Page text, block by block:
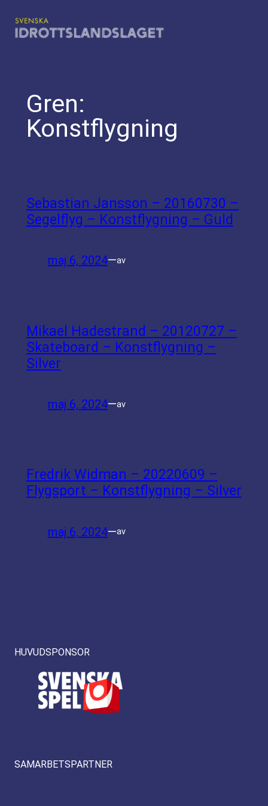
till
Gren:
Konstflygning
Sebastian Jansson – 20160730 –
Segelflyg – Konstflygning – Guld
maj 6, 2024—av
Mikael Hadestrand – 20120727 –
Skateboard – Konstflygning –
Silver
maj 6, 2024—av
Fredrik Widman – 20220609 –
Flygsport – Konstflygning – Silver
maj 6, 2024—av
HUVUDSPONSOR
SAMARBETSPARTNER